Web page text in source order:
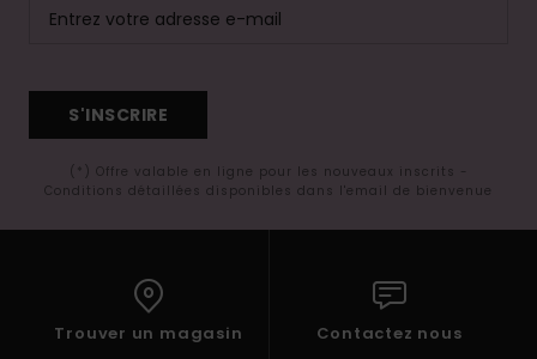
S'INSCRIRE
(*) Offre valable en ligne pour les nouveaux inscrits -
Conditions détaillées disponibles dans l'email de bienvenue
Trouver un magasin Contactez nous